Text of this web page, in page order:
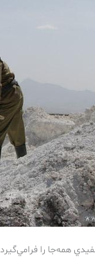
همه‌جا را فرامي‌گيرد